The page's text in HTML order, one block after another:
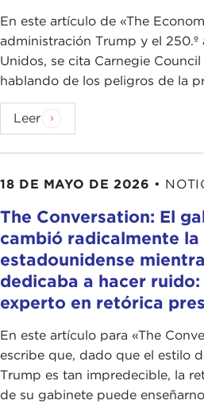
En este artículo de «The
administración Trump y el 250.º
Unidos, se cita Carnegie
hablando de los peligros de la
Leer
18 DE MAYO DE 2026 •
The Conversation: El
cambió radicalmente
estadounidense
dedicaba a hacer
experto en retórica
En este artículo para «The
escribe que, dado que el estilo
Trump es tan impredecible, la
de su gabinete puede